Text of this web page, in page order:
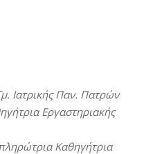
Ιατρικής Παν. Πατρών
Εργαστηριακής
Καθηγήτρια